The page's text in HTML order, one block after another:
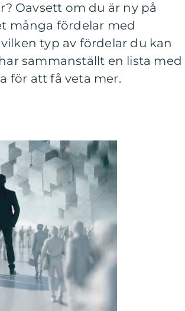
Oavsett om du är ny på
många fördelar med
typ av fördelar du kan
sammanställt en lista med
för att få veta mer.